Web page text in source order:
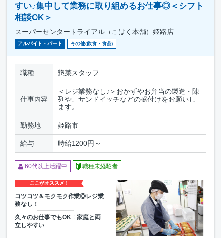
すい♪集中して業務に取り組めるお仕事◎＜シフト
相談OK＞
スーパーセンタートライアル（こはく本舗）姫路店
アルバイト・パート その他(飲食・食品)
職種 惣菜スタッフ
仕事内容
＜レジ業務なし♪＞おかずやお弁当の製造・陳
列や、サンドイッチなどの盛付けをお願いし
ます。
勤務地 姫路市
給与 時給1200円～
60代以上活躍中 職種未経験者
ここがオススメ！
コツコツ＆モクモク作業◎レジ業
務なし！
久々のお仕事でもOK！家庭と両
立しやすい